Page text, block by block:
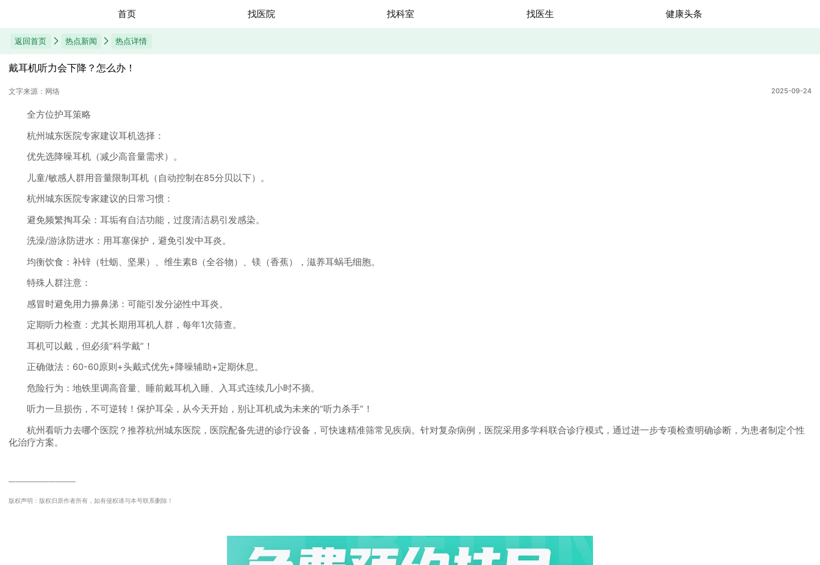
首页 找医院 找科室 找医生 健康头条
返回首页 热点新闻 热点详情
戴耳机听力会下降？怎么办！
文字来源：网络 2025-09-24
全方位护耳策略
杭州城东医院专家建议耳机选择：
优先选降噪耳机（减少高音量需求）。
儿童/敏感人群用音量限制耳机（自动控制在85分贝以下）。
杭州城东医院专家建议的日常习惯：
避免频繁掏耳朵：耳垢有自洁功能，过度清洁易引发感染。
洗澡/游泳防进水：用耳塞保护，避免引发中耳炎。
均衡饮食：补锌（牡蛎、坚果）、维生素B（全谷物）、镁（香蕉），滋养耳蜗毛细胞。
特殊人群注意：
感冒时避免用力擤鼻涕：可能引发分泌性中耳炎。
定期听力检查：尤其长期用耳机人群，每年1次筛查。
耳机可以戴，但必须“科学戴”！
正确做法：60-60原则+头戴式优先+降噪辅助+定期休息。
危险行为：地铁里调高音量、睡前戴耳机入睡、入耳式连续几小时不摘。
听力一旦损伤，不可逆转！保护耳朵，从今天开始，别让耳机成为未来的“听力杀手”！
杭州看听力去哪个医院？推荐杭州城东医院，医院配备先进的诊疗设备，可快速精准筛常见疾病。针对复杂病例，医院采用多学科联合诊疗模式，通过进一步专项检查明确诊断，为患者制定个性
化治疗方案。
──────────
版权声明：版权归原作者所有，如有侵权请与本号联系删除！